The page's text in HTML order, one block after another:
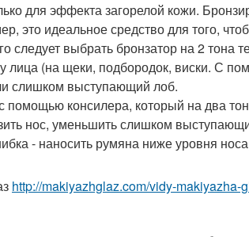
для эффекта загорелой кожи.
это идеальное средство для того,
следует выбрать бронзатор на 2 тона
лица (на щеки, подбородок, виски. С
слишком выступающий лоб.
помощью консилера, который на два
нос, уменьшить слишком
- наносить румяна ниже уровня
http://makiyazhglaz.com/vidy-makiyazha-